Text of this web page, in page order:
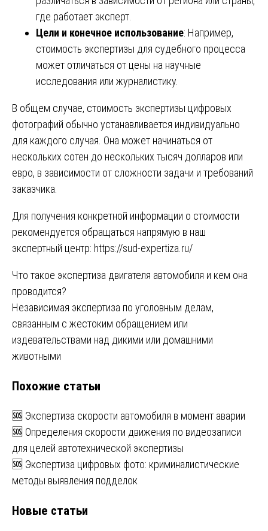
где работает эксперт.
Цели и конечное использование: Например,
стоимость экспертизы для судебного процесса
может отличаться от цены на научные
исследования или журналистику.
В общем случае, стоимость экспертизы цифровых
фотографий обычно устанавливается индивидуально
для каждого случая. Она может начинаться от
нескольких сотен до нескольких тысяч долларов или
евро, в зависимости от сложности задачи и требований
заказчика.
Для получения конкретной информации о стоимости
рекомендуется обращаться напрямую в наш
экспертный центр: https://sud-expertiza.ru/
Навигация
по
записям
Что такое экспертиза двигателя автомобиля и кем она
проводится?
Независимая экспертиза по уголовным делам,
связанным с жестоким обращением или
издевательствами над дикими или домашними
животными
Похожие статьи
🆘 Экспертиза скорости автомобиля в момент аварии
🆘 Определения скорости движения по видеозаписи
для целей автотехнической экспертизы
🆘 Экспертиза цифровых фото: криминалистические
методы выявления подделок
Новые статьи